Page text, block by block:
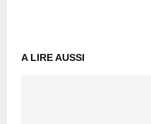
A LIRE AUSSI